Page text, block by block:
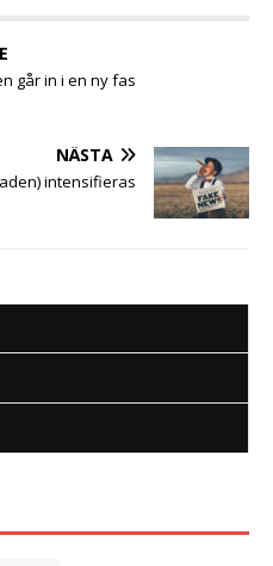
går in i en ny fas
NÄSTA
intensifieras